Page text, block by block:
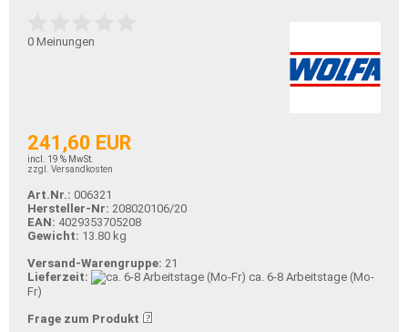
0 Meinungen
241,60 EUR
incl. 19 % MwSt.
zzgl. Versandkosten
Art.Nr.: 006321
Hersteller-Nr: 208020106/20
EAN: 4029353705208
Gewicht: 13.80 kg
Versand-Warengruppe: 21
Lieferzeit:
ca. 6-8 Arbeitstage (Mo-
Fr)
Frage zum Produkt